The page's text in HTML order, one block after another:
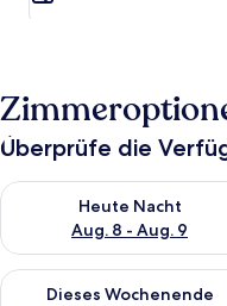
Überprüfe die
Heute Nacht
Aug. 8 - Aug. 9
Überprüfe die
Dieses Wochenende
Überprüfe die